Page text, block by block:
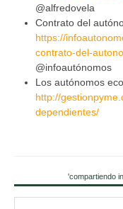
@alfredovela
Contrato del
https://
contrato-del-
@infoautónomos
Los autónomos
http://
dependientes/
'compartiendo